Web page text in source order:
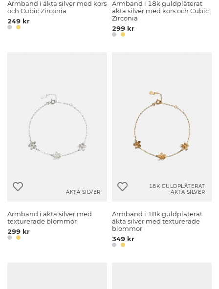
Armband i äkta silver med kors
och Cubic Zirconia
249 kr
Armband i 18k guldpläterat
äkta silver med kors och Cubic
Zirconia
299 kr
ÄKTA SILVER
Armband i äkta silver med
texturerade blommor
299 kr
18K GULDPLÄTERAT
ÄKTA SILVER
Armband i 18k guldpläterat
äkta silver med texturerade
blommor
349 kr